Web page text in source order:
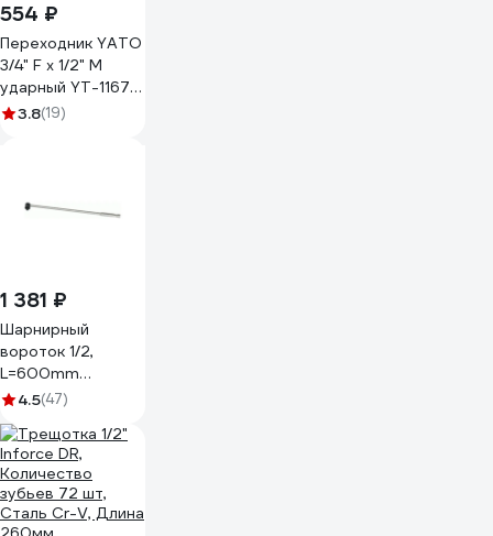
554 ₽
Переходник YATO
3/4" F x 1/2" M
ударный YT-11671,
361411671 228 1
3.8(19)
1 381 ₽
Шарнирный
вороток 1/2,
L=600mm
АвтоDело 39740
4.5(47)